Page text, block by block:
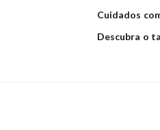
Cuidados
Descubra o